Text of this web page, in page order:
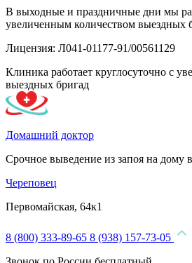
В выходные и праздничные дни мы
увеличенным количеством выездных
Лицензия: Л041-01177-91/00561129
Клиника работает круглосуточно с
выездных бригад
Домашний доктор
Срочное выведение из запоя на дому
Череповец
Первомайская, 64к1
8 (800) 333-89-65 8 (938) 157-73-05